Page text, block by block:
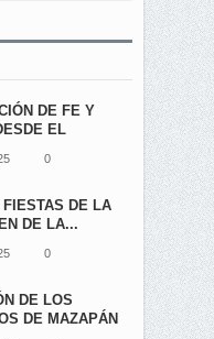
DE FE Y
EL
0
FIESTAS DE LA
DE LA...
0
DE LOS
DE MAZAPÁN